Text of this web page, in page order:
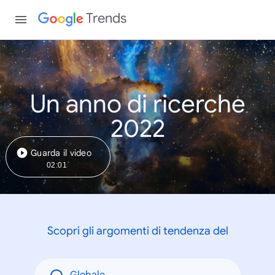
Trends
Un anno di ricerche
2022
Guarda il video
02:01
Scopri gli argomenti di tendenza del